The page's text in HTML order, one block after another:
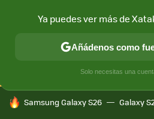
CONECTIVIDAD MÓVIL Y
HOY SE HABLA DE
Samsung Galaxy S26 Galaxy
Ya puedes ver más de
Añádenos como
Solo necesitas una